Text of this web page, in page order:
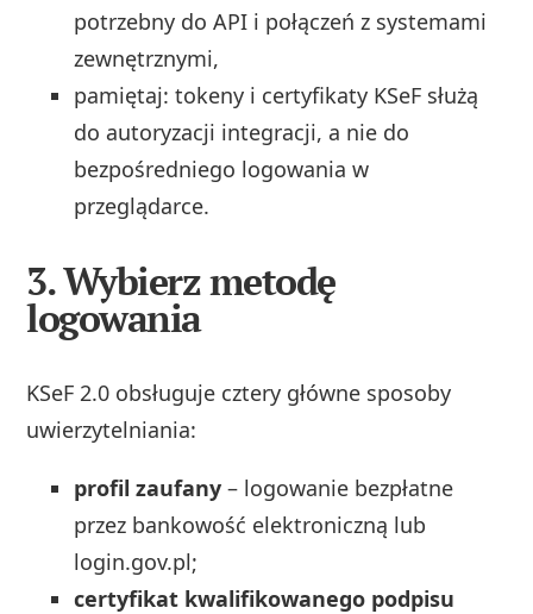
potrzebny do API i połączeń z systemami
zewnętrznymi,
pamiętaj: tokeny i certyfikaty KSeF służą
do autoryzacji integracji, a nie do
bezpośredniego logowania w
przeglądarce.
3. Wybierz metodę
logowania
KSeF 2.0 obsługuje cztery główne sposoby
uwierzytelniania:
profil zaufany – logowanie bezpłatne
przez bankowość elektroniczną lub
login.gov.pl;
certyfikat kwalifikowanego podpisu